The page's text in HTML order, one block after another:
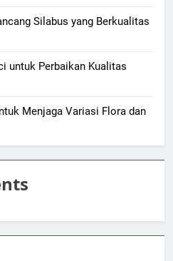
Silabus yang Berkualitas
untuk Perbaikan Kualitas
Menjaga Variasi Flora dan